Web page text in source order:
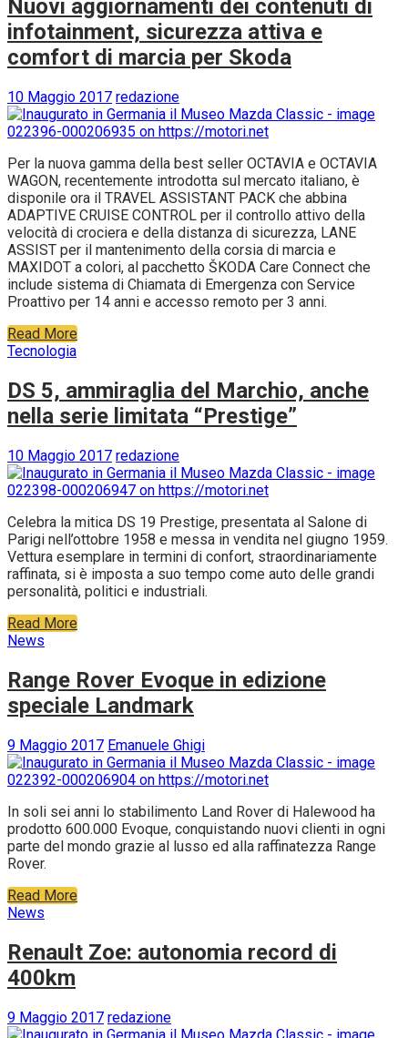
Nuovi aggiornamenti dei contenuti di
infotainment, sicurezza attiva e
comfort di marcia per Skoda
10 Maggio 2017 redazione
Per la nuova gamma della best seller OCTAVIA e OCTAVIA
WAGON, recentemente introdotta sul mercato italiano, è
disponile ora il TRAVEL ASSISTANT PACK che abbina
ADAPTIVE CRUISE CONTROL per il controllo attivo della
velocità di crociera e della distanza di sicurezza, LANE
ASSIST per il mantenimento della corsia di marcia e
MAXIDOT a colori, al pacchetto ŠKODA Care Connect che
include sistema di Chiamata di Emergenza con Service
Proattivo per 14 anni e accesso remoto per 3 anni.
Read More
Tecnologia
DS 5, ammiraglia del Marchio, anche
nella serie limitata “Prestige”
10 Maggio 2017 redazione
Celebra la mitica DS 19 Prestige, presentata al Salone di
Parigi nell’ottobre 1958 e messa in vendita nel giugno 1959.
Vettura esemplare in termini di confort, straordinariamente
raffinata, si è imposta a suo tempo come auto delle grandi
personalità, politici e industriali.
Read More
News
Range Rover Evoque in edizione
speciale Landmark
9 Maggio 2017 Emanuele Ghigi
In soli sei anni lo stabilimento Land Rover di Halewood ha
prodotto 600.000 Evoque, conquistando nuovi clienti in ogni
parte del mondo grazie al lusso ed alla raffinatezza Range
Rover.
Read More
News
Renault Zoe: autonomia record di
400km
9 Maggio 2017 redazione